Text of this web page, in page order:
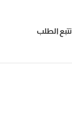
تتبع الطلب